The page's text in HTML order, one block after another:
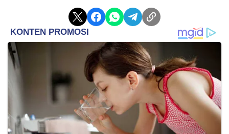
sekitar kawasan Bypass Karawang hingga area
hutan kota dengan berjalan kaki tanpa tujuan pasti.
“Keliling-keliling aja di sekitar Bypass sama hutan
kota. Tidurnya katanya di jembatan,” kata Yono.
Kasus tersebut kini turut menjadi perhatian Unit